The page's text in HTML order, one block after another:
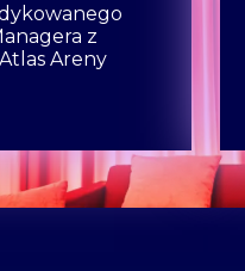
z
Areny